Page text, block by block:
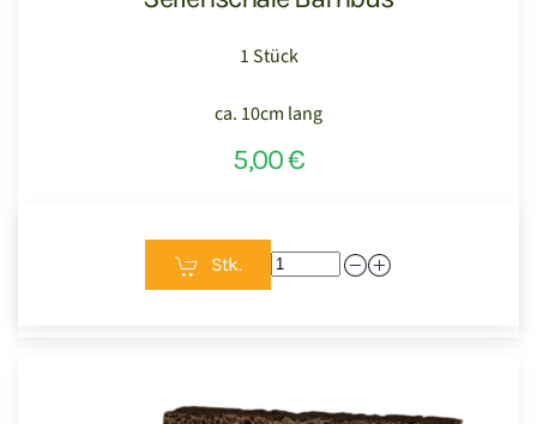
1 Stück
ca. 10cm lang
5,00 €
Stk.